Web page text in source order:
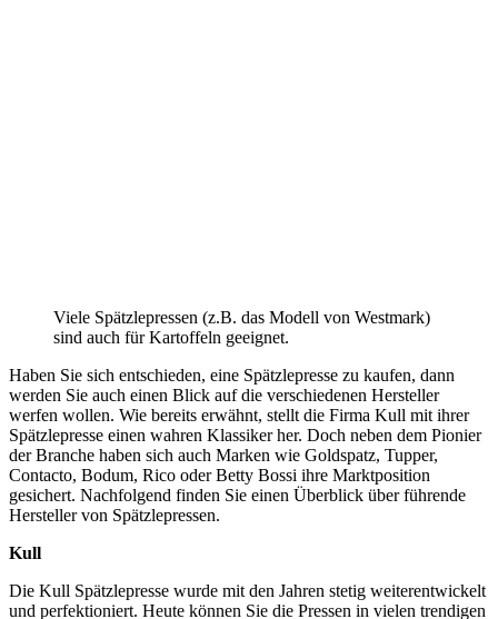
Viele Spätzlepressen (z.B. das Modell von Westmark)
sind auch für Kartoffeln geeignet.
Haben Sie sich entschieden, eine Spätzlepresse zu kaufen, dann
werden Sie auch einen Blick auf die verschiedenen Hersteller
werfen wollen. Wie bereits erwähnt, stellt die Firma Kull mit ihrer
Spätzlepresse einen wahren Klassiker her. Doch neben dem Pionier
der Branche haben sich auch Marken wie Goldspatz, Tupper,
Contacto, Bodum, Rico oder Betty Bossi ihre Marktposition
gesichert. Nachfolgend finden Sie einen Überblick über führende
Hersteller von Spätzlepressen.
Kull
Die Kull Spätzlepresse wurde mit den Jahren stetig weiterentwickelt
und perfektioniert. Heute können Sie die Pressen in vielen trendigen